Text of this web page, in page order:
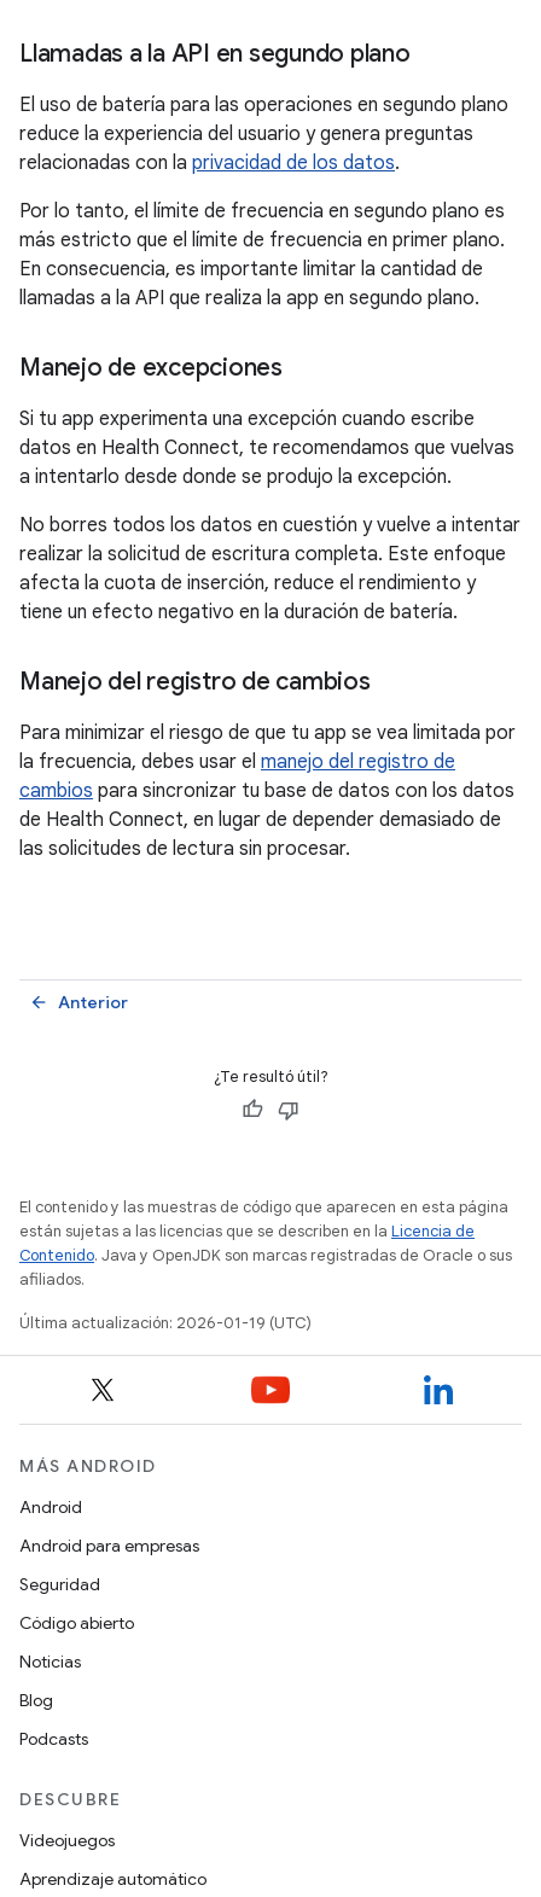
Llamadas a la API en segundo plano
El uso de batería para las operaciones en segundo plano
reduce la experiencia del usuario y genera preguntas
relacionadas con la privacidad de los datos.
Por lo tanto, el límite de frecuencia en segundo plano es
más estricto que el límite de frecuencia en primer plano.
En consecuencia, es importante limitar la cantidad de
llamadas a la API que realiza la app en segundo plano.
Manejo de excepciones
Si tu app experimenta una excepción cuando escribe
datos en Health Connect, te recomendamos que vuelvas
a intentarlo desde donde se produjo la excepción.
No borres todos los datos en cuestión y vuelve a intentar
realizar la solicitud de escritura completa. Este enfoque
afecta la cuota de inserción, reduce el rendimiento y
tiene un efecto negativo en la duración de batería.
Manejo del registro de cambios
Para minimizar el riesgo de que tu app se vea limitada por
la frecuencia, debes usar el manejo del registro de
cambios para sincronizar tu base de datos con los datos
de Health Connect, en lugar de depender demasiado de
las solicitudes de lectura sin procesar.
Anterior
arrow_back
¿Te resultó útil?
El contenido y las muestras de código que aparecen en esta página
están sujetas a las licencias que se describen en la Licencia de
Contenido. Java y OpenJDK son marcas registradas de Oracle o sus
afiliados.
Última actualización: 2026-01-19 (UTC)
MÁS ANDROID
Android
Android para empresas
Seguridad
Código abierto
Noticias
Blog
Podcasts
DESCUBRE
Videojuegos
Aprendizaje automático